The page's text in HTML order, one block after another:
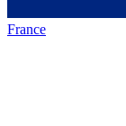
France